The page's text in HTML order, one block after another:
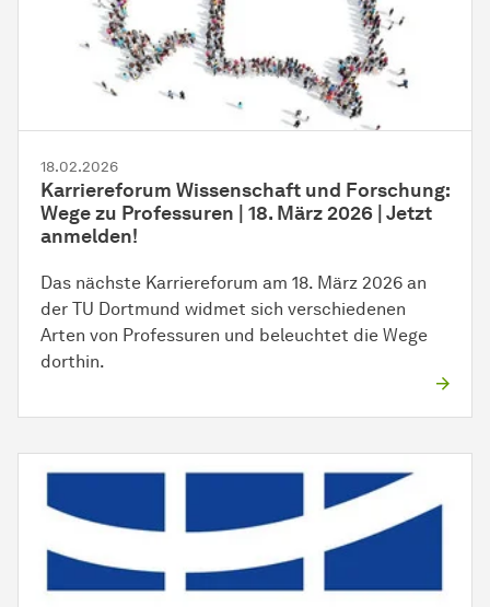
18.02.2026
Karriereforum Wissenschaft und Forschung:
Wege zu Professuren | 18. März 2026 | Jetzt
anmelden!
Das nächste Karriereforum am 18. März 2026 an
der TU Dortmund widmet sich verschiedenen
Arten von Professuren und beleuchtet die Wege
dorthin.